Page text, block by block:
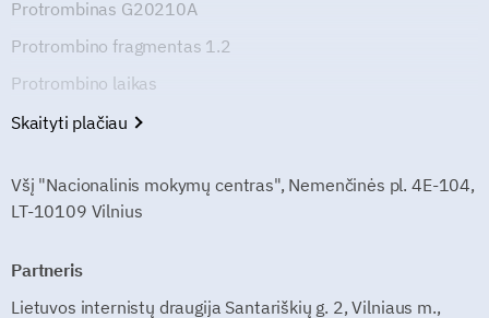
Protrombinas G20210A
Protrombino fragmentas 1.2
Protrombino laikas
Skaityti plačiau
Všį "Nacionalinis mokymų centras", Nemenčinės pl. 4E-104,
LT-10109 Vilnius
Partneris
Lietuvos internistų draugija Santariškių g. 2, Vilniaus m.,